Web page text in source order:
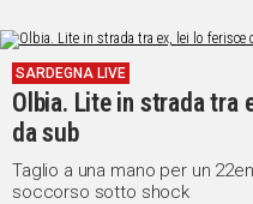
SARDEGNA LIVE
Olbia. Lite in strada tra
da sub
Taglio a una mano per un
soccorso sotto shock